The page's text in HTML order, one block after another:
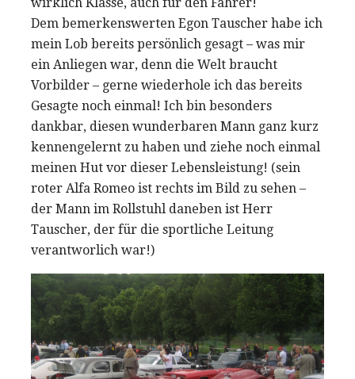
wirklich Klasse, auch für den Fahrer!
Dem bemerkenswerten Egon Tauscher habe ich
mein Lob bereits persönlich gesagt – was mir
ein Anliegen war, denn die Welt braucht
Vorbilder – gerne wiederhole ich das bereits
Gesagte noch einmal! Ich bin besonders
dankbar, diesen wunderbaren Mann ganz kurz
kennengelernt zu haben und ziehe noch einmal
meinen Hut vor dieser Lebensleistung! (sein
roter Alfa Romeo ist rechts im Bild zu sehen –
der Mann im Rollstuhl daneben ist Herr
Tauscher, der für die sportliche Leitung
verantworlich war!)